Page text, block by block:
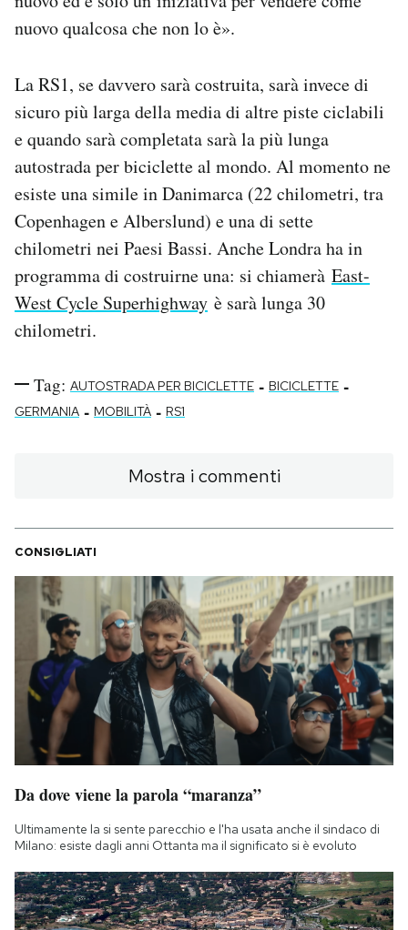
nuovo qualcosa che non lo è».
La RS1, se davvero sarà costruita, sarà invece di
sicuro più larga della media di altre piste ciclabili
e quando sarà completata sarà la più lunga
autostrada per biciclette al mondo. Al momento ne
esiste una simile in Danimarca (22 chilometri, tra
Copenhagen e Alberslund) e una di sette
chilometri nei Paesi Bassi. Anche Londra ha in
programma di costruirne una: si chiamerà East-
West Cycle Superhighway è sarà lunga 30
chilometri.
Tag: AUTOSTRADA PER BICICLETTE - BICICLETTE -
GERMANIA - MOBILITÀ - RS1
Mostra i commenti
CONSIGLIATI
Da dove viene la parola “maranza”
Ultimamente la si sente parecchio e l'ha usata anche il sindaco di
Milano: esiste dagli anni Ottanta ma il significato si è evoluto